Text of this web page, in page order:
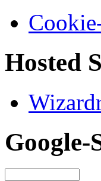
Hosted
Google-